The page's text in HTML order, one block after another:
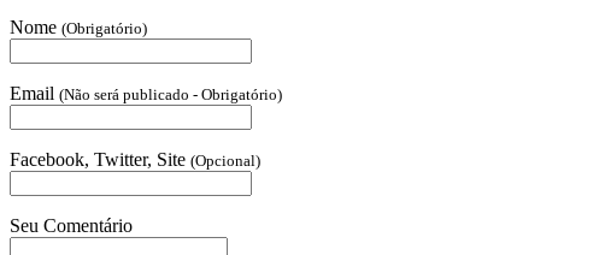
Nome (Obrigatório)
Email (Não será publicado - Obrigatório)
Facebook, Twitter, Site (Opcional)
Seu Comentário